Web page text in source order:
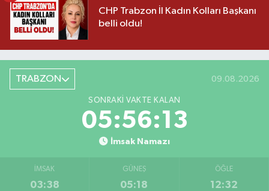
CHP Trabzon İl Kadın Kolları Başkanı
belli oldu!
TRABZON 09.08.2026
SONRAKI VAKTE KALAN
05:56:13
İmsak Namazı
İMSAK
03:38
GÜNEŞ
05:18
ÖĞLE
12:32